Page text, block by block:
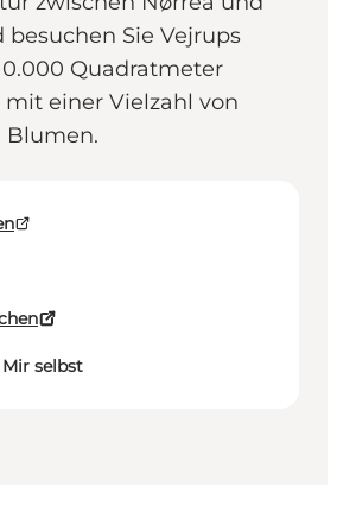
besuchen Sie Vejrups
Quadratmeter
einer Vielzahl von
Blumen.
selbst